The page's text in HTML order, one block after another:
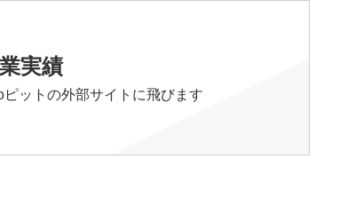
実績
ピットの外部サイトに飛びます